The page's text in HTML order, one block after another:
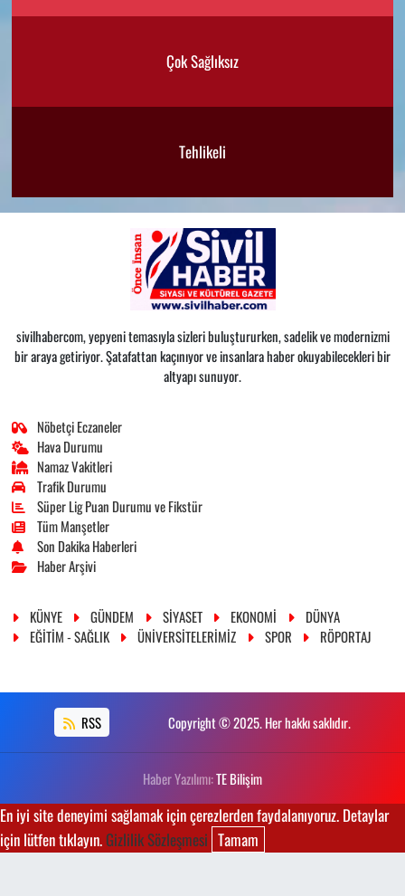
Çok Sağlıksız
Tehlikeli
sivilhabercom, yepyeni temasıyla sizleri buluştururken, sadelik ve modernizmi
bir araya getiriyor. Şatafattan kaçınıyor ve insanlara haber okuyabilecekleri bir
altyapı sunuyor.
Nöbetçi Eczaneler
Hava Durumu
Namaz Vakitleri
Trafik Durumu
Süper Lig Puan Durumu ve Fikstür
Tüm Manşetler
Son Dakika Haberleri
Haber Arşivi
KÜNYE GÜNDEM SİYASET EKONOMİ
DÜNYA
EĞİTİM - SAĞLIK
ÜNİVERSİTELERİMİZ SPOR RÖPORTAJ
RSS Copyright © 2025. Her hakkı saklıdır.
Haber Yazılımı:TE Bilişim
En iyi site deneyimi sağlamak için çerezlerden faydalanıyoruz. Detaylar
için lütfen tıklayın.Gizlilik Sözleşmesi Tamam